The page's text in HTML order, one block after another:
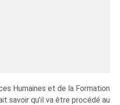
Humaines et de la Formation
savoir qu’il va être procédé au